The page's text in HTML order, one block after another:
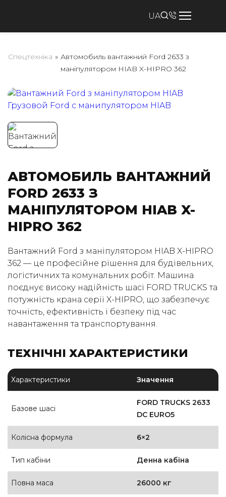
UA
(067) 351-45-15
Спецтехніка » Автомобиль вантажний Ford 2633 з
маніпулятором HIAB X-HIPRO 362
АВТОМОБИЛЬ ВАНТАЖНИЙ
FORD 2633 З
МАНІПУЛЯТОРОМ HIAB X-
HIPRO 362
Вантажний Ford з маніпулятором HIAB X-HIPRO
362 — це професійне рішення для будівельних,
логістичних та комунальних робіт. Машина
поєднує високу надійність шасі FORD TRUCKS та
потужність крана серії X-HIPRO, що забезпечує
точність, ефективність і безпеку під час
навантаження та транспортування.
ТЕХНІЧНІ ХАРАКТЕРИСТИКИ
Характеристики Значення
Базове шасі
FORD TRUCKS 2633
DC EURO5
Колісна формула 6×2
Тип кабіни Денна кабіна
Повна маса 26000 кг